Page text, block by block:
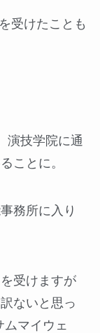
受けたことも
演技学院に通
ことに。
務所に入り
受けますが
ないと思っ
マイウェ